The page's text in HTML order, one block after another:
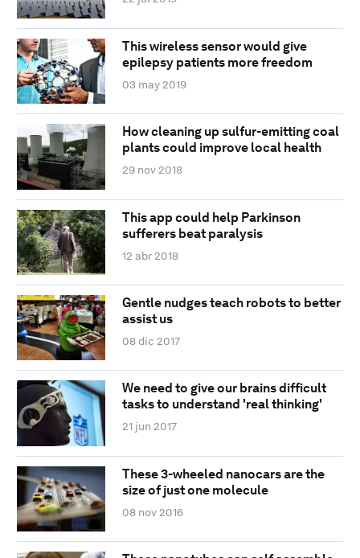
This wireless sensor would give
epilepsy patients more freedom
03 may 2019
How cleaning up sulfur-emitting coal
plants could improve local health
29 nov 2018
This app could help Parkinson
sufferers beat paralysis
12 abr 2018
Gentle nudges teach robots to better
assist us
08 dic 2017
We need to give our brains difficult
tasks to understand 'real thinking'
21 jun 2017
These 3-wheeled nanocars are the
size of just one molecule
08 nov 2016